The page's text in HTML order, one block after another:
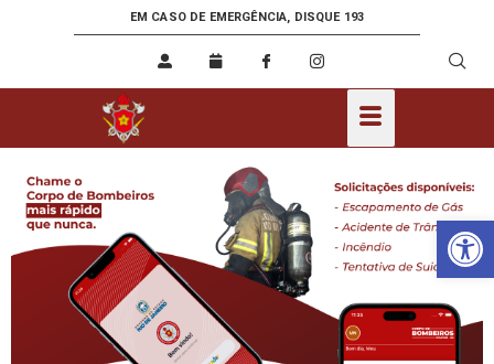
EM CASO DE EMERGÊNCIA, DISQUE 193